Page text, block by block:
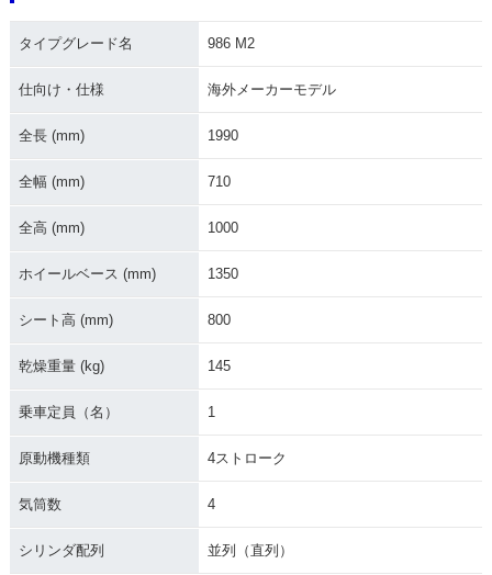
タイプグレード名 986 M2
仕向け・仕様 海外メーカーモデル
全長 (mm) 1990
全幅 (mm) 710
全高 (mm) 1000
ホイールベース (mm) 1350
シート高 (mm) 800
乾燥重量 (kg) 145
乗車定員（名） 1
原動機種類 4ストローク
気筒数 4
シリンダ配列 並列（直列）